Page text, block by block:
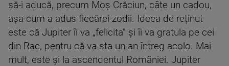
să-i aducă, precum Moș Crăciun, câte un cadou,
așa cum a adus fiecărei zodii. Ideea de reținut
este că Jupiter îi va „felicita” și îi va gratula pe cei
din Rac, pentru că va sta un an întreg acolo. Mai
mult, este și la ascendentul României. Jupiter